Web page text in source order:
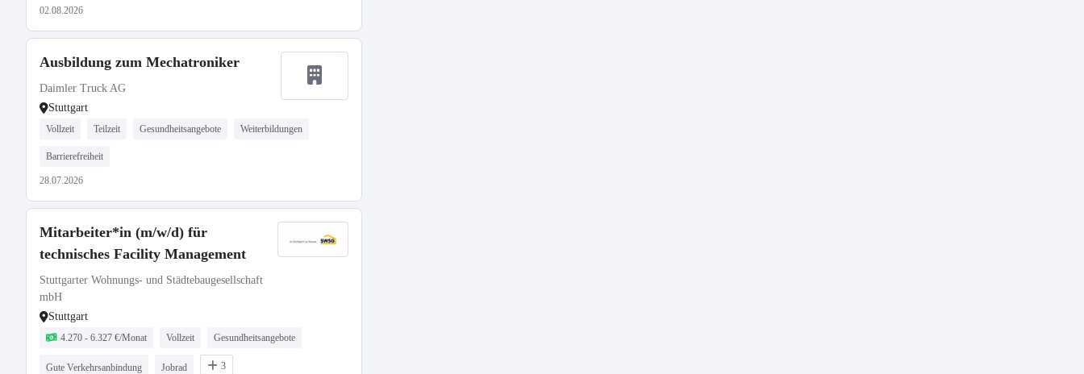
02.08.2026
Ausbildung zum Mechatroniker
Daimler Truck AG
Stuttgart
Vollzeit Teilzeit Gesundheitsangebote Weiterbildungen
Barrierefreiheit
28.07.2026
Mitarbeiter*in (m/w/d) für
technisches Facility Management
Stuttgarter Wohnungs- und Städtebaugesellschaft
mbH
Stuttgart
4.270 - 6.327 €/Monat Vollzeit Gesundheitsangebote
Gute Verkehrsanbindung Jobrad 3